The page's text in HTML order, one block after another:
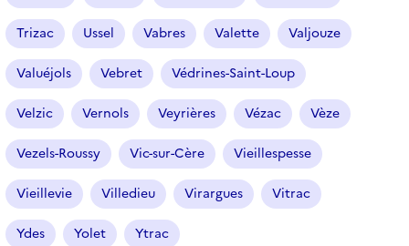
Trizac Ussel Vabres Valette Valjouze
Valuéjols Vebret Védrines-Saint-Loup
Velzic Vernols Veyrières Vézac Vèze
Vezels-Roussy Vic-sur-Cère Vieillespesse
Vieillevie Villedieu Virargues Vitrac
Ydes Yolet Ytrac